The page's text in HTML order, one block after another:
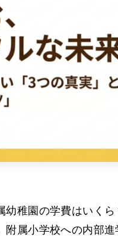
幼稚園の学費はいくら
附属小学校への内部